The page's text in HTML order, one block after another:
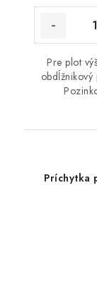
Pre plot
Príchytka